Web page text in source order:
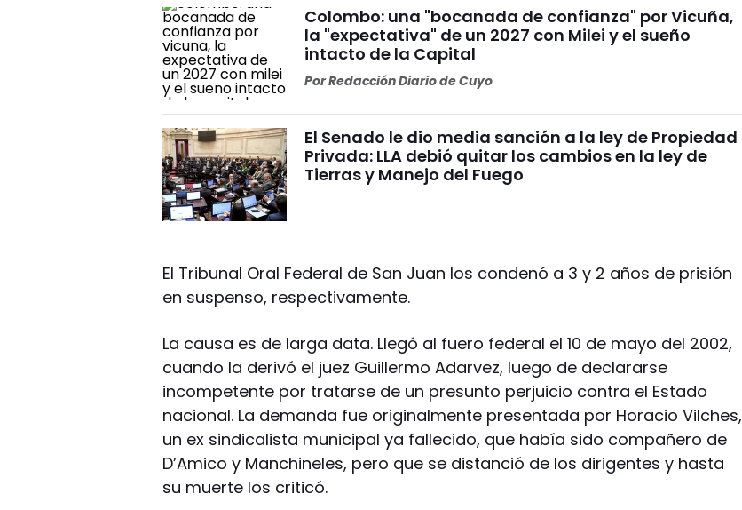
Colombo: una "bocanada de confianza" por Vicuña,
la "expectativa" de un 2027 con Milei y el sueño
intacto de la Capital
PorRedacción Diario de Cuyo
El Senado le dio media sanción a la ley de Propiedad
Privada: LLA debió quitar los cambios en la ley de
Tierras y Manejo del Fuego
El Tribunal Oral Federal de San Juan los condenó a 3 y 2 años de prisión
en suspenso, respectivamente.
La causa es de larga data. Llegó al fuero federal el 10 de mayo del 2002,
cuando la derivó el juez Guillermo Adarvez, luego de declararse
incompetente por tratarse de un presunto perjuicio contra el Estado
nacional. La demanda fue originalmente presentada por Horacio Vilches,
un ex sindicalista municipal ya fallecido, que había sido compañero de
D’Amico y Manchineles, pero que se distanció de los dirigentes y hasta
su muerte los criticó.